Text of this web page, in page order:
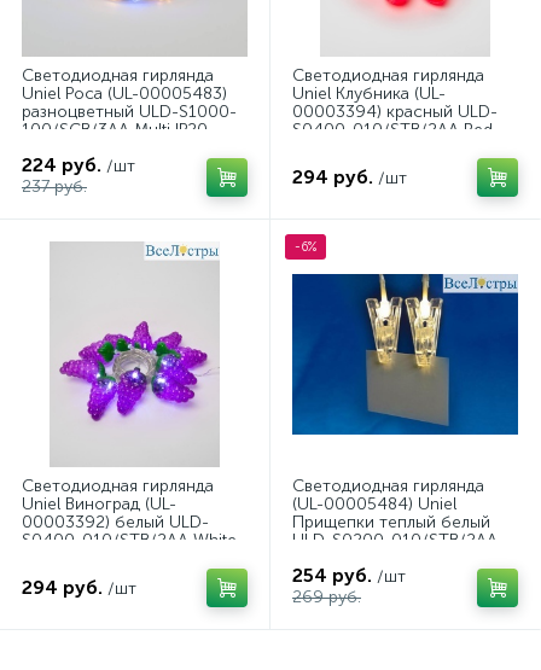
Светодиодная гирлянда
Uniel Роса (UL-00005483)
разноцветный ULD-S1000-
100/SCB/3AA Multi IP20
224 руб. /шт
237 руб.
Светодиодная гирлянда
Uniel Клубника (UL-
00003394) красный ULD-
S0400-010/STB/2AA Red
294 руб. /шт
Светодиодная гирлянда
Uniel Виноград (UL-
00003392) белый ULD-
S0400-010/STB/2AA White
294 руб. /шт
-6%
Светодиодная гирлянда
(UL-00005484) Uniel
Прищепки теплый белый
ULD-S0200-010/STB/2AA
254 руб. /шт
269 руб.